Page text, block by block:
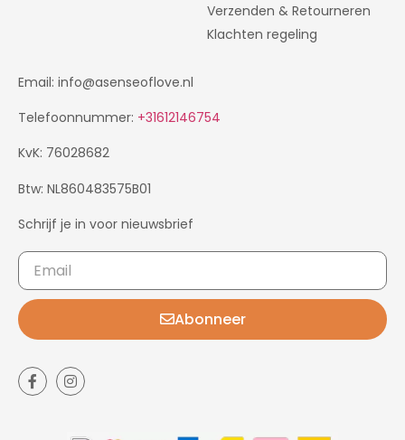
Verzenden & Retourneren
Klachten regeling
Email: info@asenseoflove.nl
Telefoonnummer: +31612146754
KvK: 76028682
Btw: NL860483575B01
Schrijf je in voor nieuwsbrief
Abonneer